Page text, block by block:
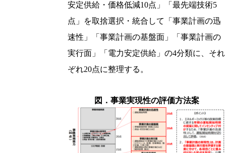
安定供給・価格低減10点」「最先端技術5
点」を取捨選択・統合して「事業計画の迅
速性」「事業計画の基盤面」「事業計画の
実行面」「電力安定供給」の4分類に、それ
ぞれ20点に整理する。
図．事業実現性の評価方法案